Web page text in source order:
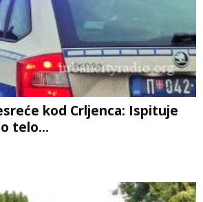
kod Crljenca: Ispituje
telo...